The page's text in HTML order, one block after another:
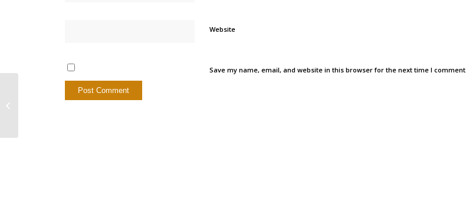
Website
Save my name, email, and website in this browser for the next time I comment.